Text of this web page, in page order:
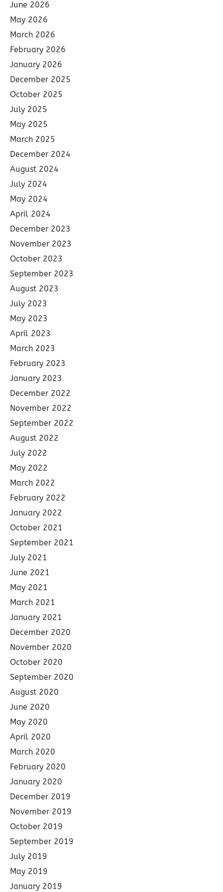
June 2026
May 2026
March 2026
February 2026
January 2026
December 2025
October 2025
July 2025
May 2025
March 2025
December 2024
August 2024
July 2024
May 2024
April 2024
December 2023
November 2023
October 2023
September 2023
August 2023
July 2023
May 2023
April 2023
March 2023
February 2023
January 2023
December 2022
November 2022
September 2022
August 2022
July 2022
May 2022
March 2022
February 2022
January 2022
October 2021
September 2021
July 2021
June 2021
May 2021
March 2021
January 2021
December 2020
November 2020
October 2020
September 2020
August 2020
June 2020
May 2020
April 2020
March 2020
February 2020
January 2020
December 2019
November 2019
October 2019
September 2019
July 2019
May 2019
January 2019